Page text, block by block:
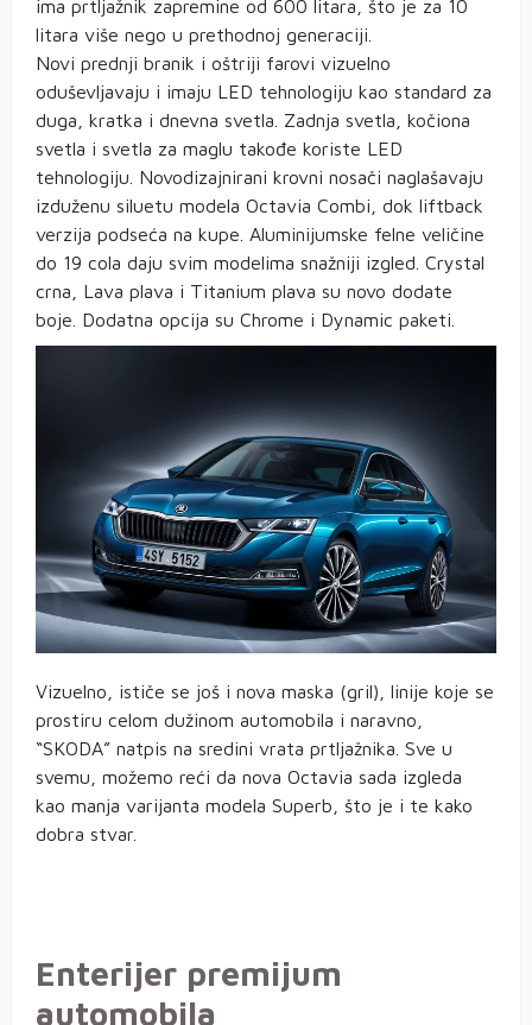
ima prtljažnik zapremine od 600 litara, što je za 10
litara više nego u prethodnoj generaciji.
Novi prednji branik i oštriji farovi vizuelno
oduševljavaju i imaju LED tehnologiju kao standard za
duga, kratka i dnevna svetla. Zadnja svetla, kočiona
svetla i svetla za maglu takođe koriste LED
tehnologiju. Novodizajnirani krovni nosači naglašavaju
izduženu siluetu modela Octavia Combi, dok liftback
verzija podseća na kupe. Aluminijumske felne veličine
do 19 cola daju svim modelima snažniji izgled. Crystal
crna, Lava plava i Titanium plava su novo dodate
boje. Dodatna opcija su Chrome i Dynamic paketi.
Vizuelno, ističe se još i nova maska (gril), linije koje se
prostiru celom dužinom automobila i naravno,
“SKODA” natpis na sredini vrata prtljažnika. Sve u
svemu, možemo reći da nova Octavia sada izgleda
kao manja varijanta modela Superb, što je i te kako
dobra stvar.
Enterijer premijum
automobila